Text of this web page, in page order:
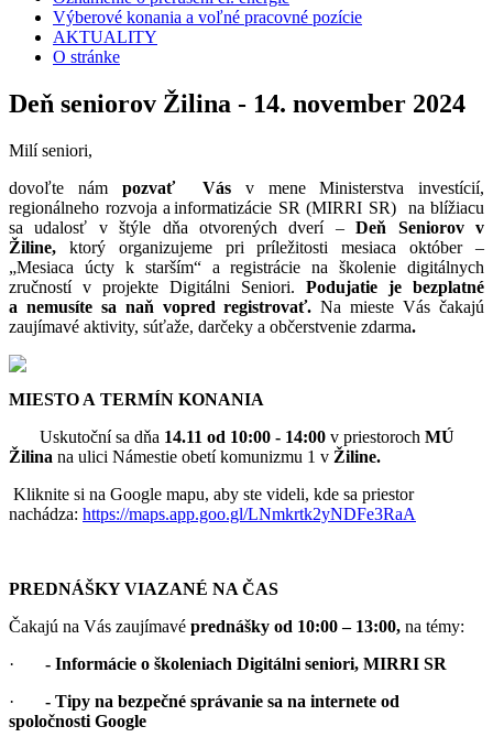
Výberové konania a voľné pracovné pozície
AKTUALITY
O stránke
Deň seniorov Žilina - 14. november 2024
Milí seniori,
dovoľte nám pozvať Vás v mene Ministerstva investícií,
regionálneho rozvoja a informatizácie SR (MIRRI SR) na blížiacu
sa udalosť vštýle dňa otvorených dverí –Deň Seniorov v
Žiline, ktorý organizujeme pri príležitosti mesiaca október –
„Mesiaca úcty k starším“ a registrácie na školenie digitálnych
zručností v projekte Digitálni Seniori. Podujatie je bezplatné
a nemusíte sa naň vopred registrovať.Na mieste Vás čakajú
zaujímavé aktivity, súťaže, darčeky a občerstvenie zdarma.
MIESTO A TERMÍN KONANIA
Uskutoční sa dňa 14.11 od 10:00 - 14:00 v priestoroch MÚ
Žilina na ulici Námestie obetí komunizmu 1 v Žiline.
Kliknite si na Google mapu, aby ste videli, kde sa priestor
nachádza: https://maps.app.goo.gl/LNmkrtk2yNDFe3RaA
PREDNÁŠKY VIAZANÉ NA ČAS
Čakajú na Vás zaujímavé prednášky od 10:00 – 13:00, na témy:
· - Informácie o školeniach Digitálni seniori, MIRRI SR
· - Tipy na bezpečné správanie sa na internete od
spoločnosti Google